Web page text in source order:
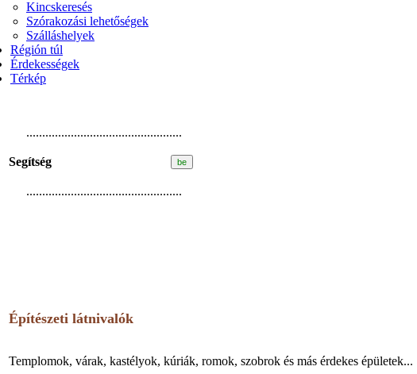
Kincskeresés
Szórakozási lehetőségek
Szálláshelyek
Régión túl
Érdekességek
Térkép
.................................................
Segítség
.................................................
Építészeti látnivalók
Templomok, várak, kastélyok, kúriák, romok, szobrok és más érdekes épületek...